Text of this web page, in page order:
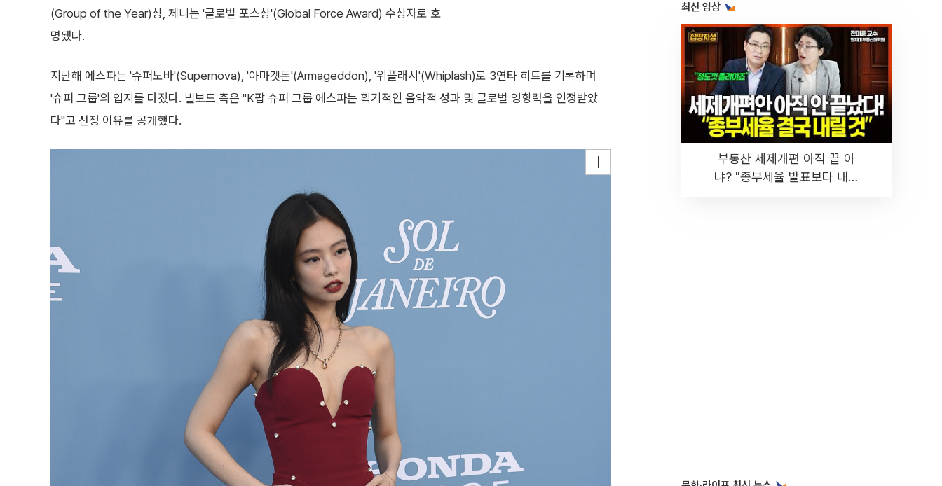
(Group of the Year)상, 제니는 '글로벌 포스상'(Global Force Award) 수상자로 호
명됐다.
지난해 에스파는 '슈퍼노바'(Supernova), '아마겟돈'(Armageddon), '위플래시'(Whiplash)로 3연타 히트를 기록하며
'슈퍼 그룹'의 입지를 다졌다. 빌보드 측은 "K팝 슈퍼 그룹 에스파는 획기적인 음악적 성과 및 글로벌 영향력을 인정받았
다"고 선정 이유를 공개했다.
최신 영상
부동산 세제개편 아직 끝 아
냐? "종부세율 발표보다 내릴